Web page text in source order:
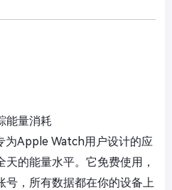
能量消耗
为Apple Watch用户设计的应
的能量水平。它免费使用，
号，所有数据都在你的设备上